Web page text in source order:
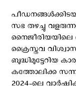
സഭ തഴച്ചു
നൈജീരിയയിലെ
ക്രൈസ്തവ
ബുദ്ധിമുട്ടേറിയ
കത്തോലിക്ക